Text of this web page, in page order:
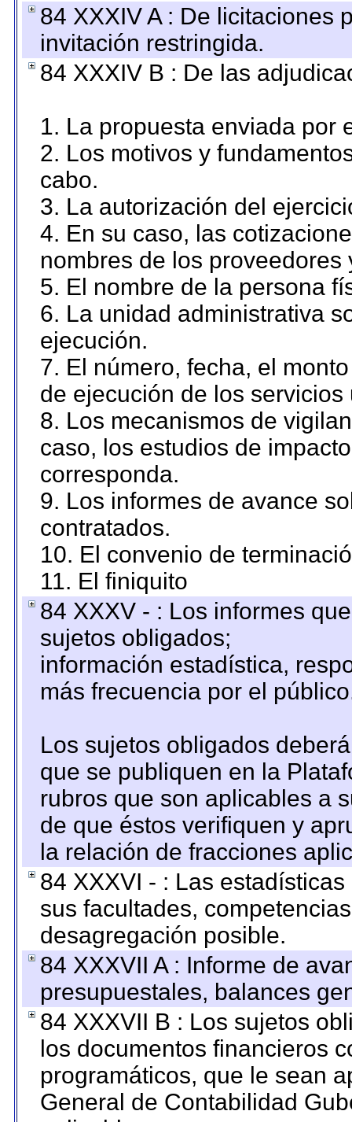
84 XXXIV A : De licitaciones
invitación restringida.
84 XXXIV B : De las
1. La propuesta enviada por
2. Los motivos y
cabo.
3. La autorización del
4. En su caso, las
nombres de los proveedores
5. El nombre de la persona
6. La unidad administrativa
ejecución.
7. El número, fecha, el
de ejecución de los servicios
8. Los mecanismos de
caso, los estudios de
corresponda.
9. Los informes de avance
contratados.
10. El convenio de
11. El finiquito
84 XXXV - : Los informes
sujetos obligados;
información estadística,
más frecuencia por el
Los sujetos obligados
que se publiquen en la
rubros que son aplicables a
de que éstos verifiquen y
la relación de fracciones
84 XXXVI - : Las
sus facultades,
desagregación posible.
84 XXXVII A : Informe de
presupuestales, balances
84 XXXVII B : Los sujetos
los documentos financieros
programáticos, que le sean
General de Contabilidad